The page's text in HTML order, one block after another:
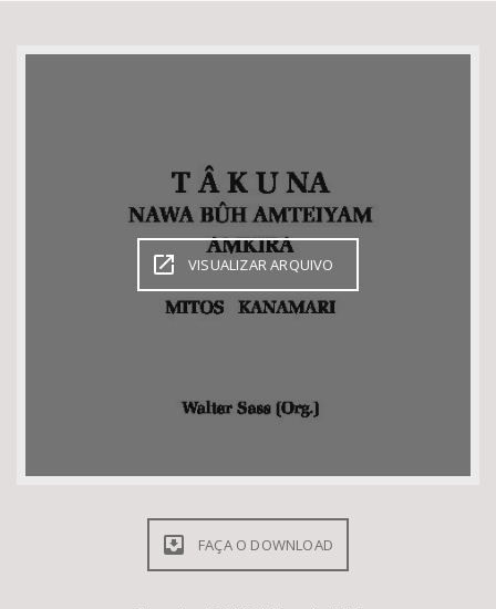
Bioma / Bacia
Área de Levantamento
VISUALIZAR ARQUIVO
FAÇA O DOWNLOAD